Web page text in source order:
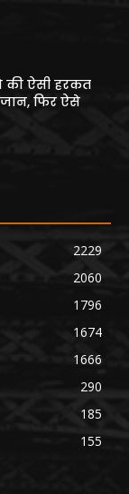
की ऐसी हरकत
फिर ऐसे
2229
2060
1796
1674
1666
290
185
155